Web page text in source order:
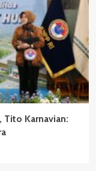
Tito Karnavian: